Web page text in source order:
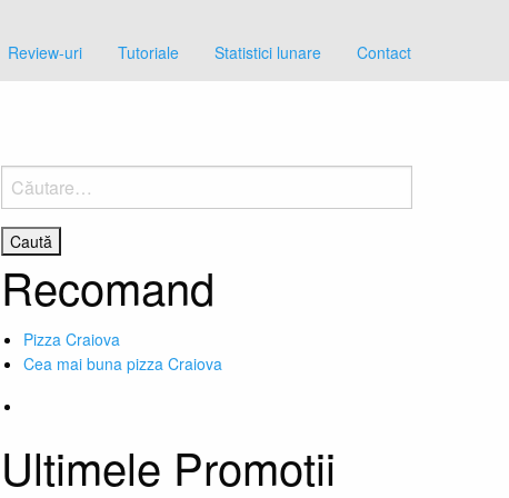
Review-uri Tutoriale Statistici lunare
Contact
Caută
după:
Recomand
Pizza Craiova
Cea mai buna pizza Craiova
Ultimele Promotii